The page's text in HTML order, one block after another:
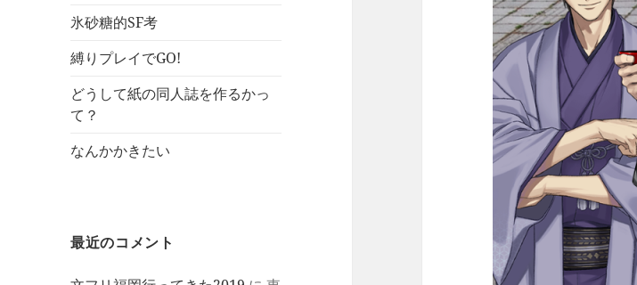
氷砂糖的SF考
縛りプレイでGO!
どうして紙の同人誌を作るかっ
て？
なんかかきたい
最近のコメント